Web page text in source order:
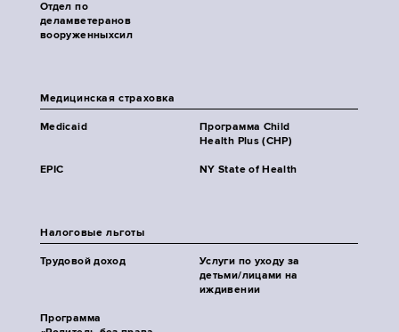
Отдел по
деламветеранов
вооруженныхсил
Медицинская страховка
Medicaid
Программа Child
Health Plus (CHP)
EPIC NY State of Health
Налоговые льготы
Трудовой доход
Услуги по уходу за
детьми/лицами на
иждивении
Программа